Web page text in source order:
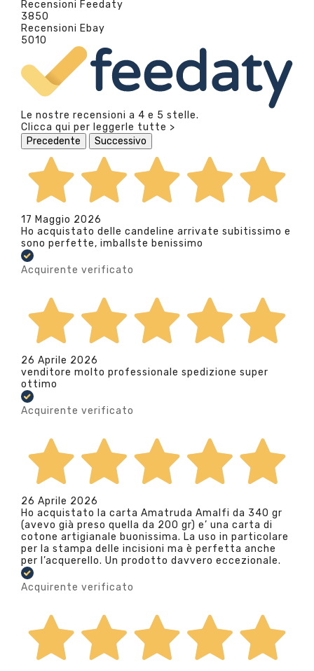
Recensioni Feedaty
3850
Recensioni Ebay
5010
Le nostre recensioni a 4 e 5 stelle.
Clicca qui per leggerle tutte >
Precedente
Successivo
17 Maggio 2026
Ho acquistato delle candeline arrivate subitissimo e
sono perfette, imballste benissimo
Acquirente verificato
26 Aprile 2026
venditore molto professionale spedizione super
ottimo
Acquirente verificato
26 Aprile 2026
Ho acquistato la carta Amatruda Amalfi da 340 gr
(avevo già preso quella da 200 gr) e’ una carta di
cotone artigianale buonissima. La uso in particolare
per la stampa delle incisioni ma è perfetta anche
per l’acquerello. Un prodotto davvero eccezionale.
Acquirente verificato